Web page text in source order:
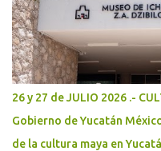
26 y 27 de JULIO 2026 .-
Gobierno de Yucatán
de la cultura maya en